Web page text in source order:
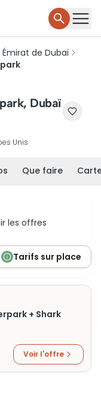
Émirat de Dubaï
Dubaï
Unis
Que faire
les offres
Tarifs sur place
+ Shark
Voir l'offre